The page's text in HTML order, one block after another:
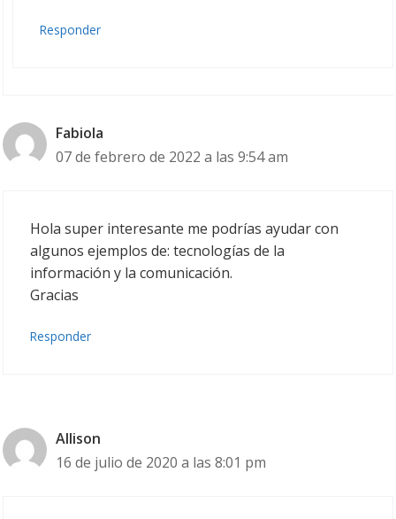
Responder
Fabiola
07 de febrero de 2022 a las 9:54 am
Hola super interesante me podrías ayudar con
algunos ejemplos de: tecnologías de la
información y la comunicación.
Gracias
Responder
Allison
16 de julio de 2020 a las 8:01 pm